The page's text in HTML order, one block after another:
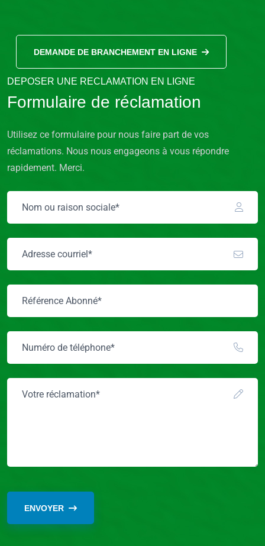
DEMANDE DE BRANCHEMENT EN LIGNE
DEPOSER UNE RECLAMATION EN LIGNE
Formulaire de réclamation
Utilisez ce formulaire pour nous faire part de vos
réclamations. Nous nous engageons à vous répondre
rapidement. Merci.
ENVOYER